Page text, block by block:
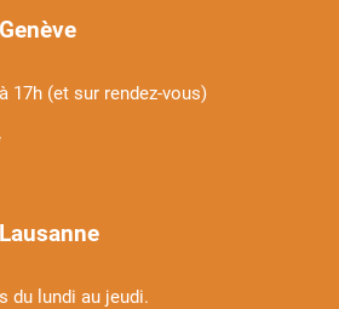
17h (et sur rendez-vous)
du lundi au jeudi.